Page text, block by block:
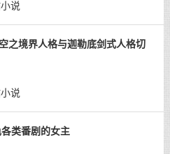
说
之境界人格与迦勒底剑式人格切
说
类番剧的女主